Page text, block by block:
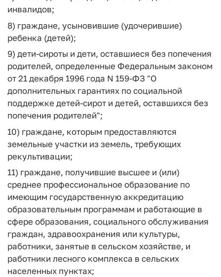
инвалидов;
8) граждане, усыновившие (удочерившие)
ребенка (детей);
9) дети-сироты и дети, оставшиеся без попечения
родителей, определенные Федеральным законом
от 21 декабря 1996 года N 159-ФЗ "О
дополнительных гарантиях по социальной
поддержке детей-сирот и детей, оставшихся без
попечения родителей";
10) граждане, которым предоставляются
земельные участки из земель, требующих
рекультивации;
11) граждане, получившие высшее и (или)
среднее профессиональное образование по
имеющим государственную аккредитацию
образовательным программам и работающие в
сфере образования, социального обслуживания
граждан, здравоохранения или культуры,
работники, занятые в сельском хозяйстве, и
работники лесного комплекса в сельских
населенных пунктах;